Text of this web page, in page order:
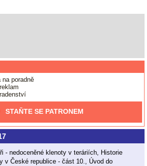
na poradně
STAŇTE SE PATRONEM
- nedoceněné klenoty v teráriích, Historie
v České republice - část 10., Úvod do